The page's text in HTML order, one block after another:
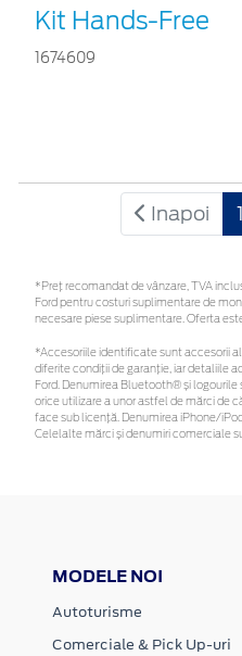
Kit Hands-Free
1674609
Inapoi 1
*Preţ recomandat de vânzare, TVA
Ford pentru costuri suplimentare de
necesare piese suplimentare. Oferta
*Accesoriile identificate sunt accesorii
diferite condiții de garanție, iar detaliile
Ford. Denumirea Bluetooth® și logourile
orice utilizare a unor astfel de mărci de
face sub licență. Denumirea iPhone/
Celelalte mărci și denumiri comerciale
MODELE NOI
Autoturisme
Comerciale & Pick Up-uri